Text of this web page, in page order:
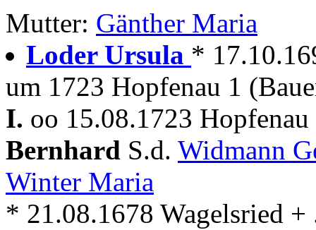
Mutter: Gänther Maria
Loder Ursula *
um 1723 Hopfenau 1
I. oo 15.08.1723
Bernhard S.d. Widmann
Winter Maria
* 21.08.1678 Wagelsried +